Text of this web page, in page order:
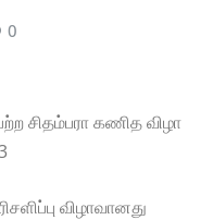
0
சிதம்பரா கணித விழா
விழாவானது